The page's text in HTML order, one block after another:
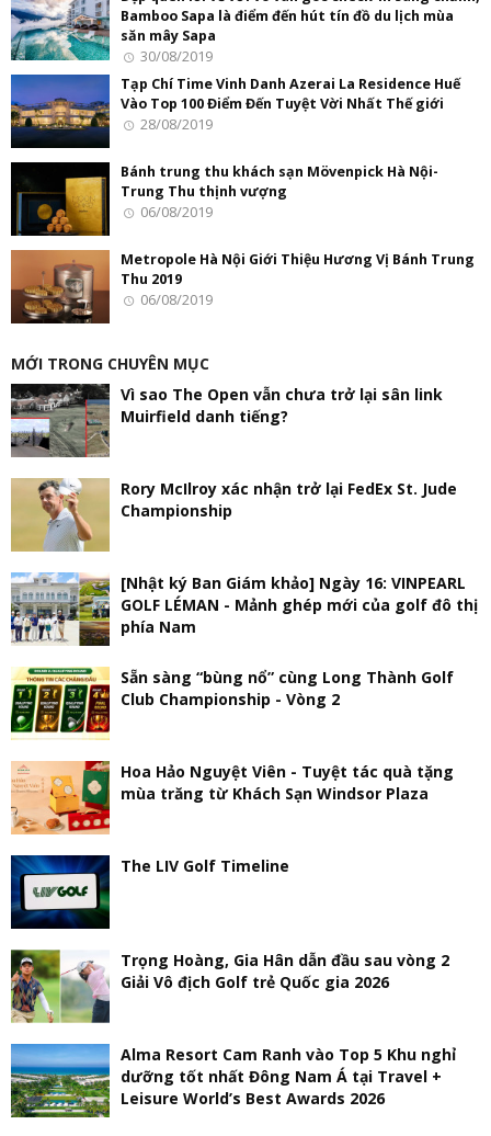
Bamboo Sapa là điểm đến hút tín đồ du lịch mùa
săn mây Sapa
30/08/2019
Tạp Chí Time Vinh Danh Azerai La Residence Huế
Vào Top 100 Điểm Đến Tuyệt Vời Nhất Thế giới
28/08/2019
Bánh trung thu khách sạn Mövenpick Hà Nội-
Trung Thu thịnh vượng
06/08/2019
Metropole Hà Nội Giới Thiệu Hương Vị Bánh Trung
Thu 2019
06/08/2019
MỚI TRONG CHUYÊN MỤC
Vì sao The Open vẫn chưa trở lại sân link
Muirfield danh tiếng?
Rory McIlroy xác nhận trở lại FedEx St. Jude
Championship
[Nhật ký Ban Giám khảo] Ngày 16: VINPEARL
GOLF LÉMAN - Mảnh ghép mới của golf đô thị
phía Nam
Sẵn sàng “bùng nổ” cùng Long Thành Golf
Club Championship - Vòng 2
Hoa Hảo Nguyệt Viên - Tuyệt tác quà tặng
mùa trăng từ Khách Sạn Windsor Plaza
The LIV Golf Timeline
Trọng Hoàng, Gia Hân dẫn đầu sau vòng 2
Giải Vô địch Golf trẻ Quốc gia 2026
Alma Resort Cam Ranh vào Top 5 Khu nghỉ
dưỡng tốt nhất Đông Nam Á tại Travel +
Leisure World’s Best Awards 2026